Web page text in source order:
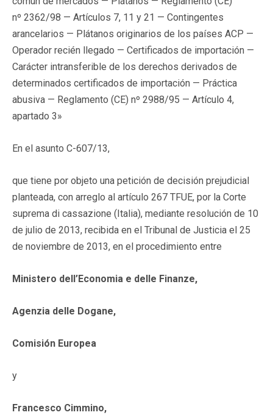
nº 2362/98 — Artículos 7, 11 y 21 — Contingentes
arancelarios — Plátanos originarios de los países ACP —
Operador recién llegado — Certificados de importación —
Carácter intransferible de los derechos derivados de
determinados certificados de importación — Práctica
abusiva — Reglamento (CE) nº 2988/95 — Artículo 4,
apartado 3»
En el asunto C-607/13,
que tiene por objeto una petición de decisión prejudicial
planteada, con arreglo al artículo 267 TFUE, por la Corte
suprema di cassazione (Italia), mediante resolución de 10
de julio de 2013, recibida en el Tribunal de Justicia el 25
de noviembre de 2013, en el procedimiento entre
Ministero dell’Economia e delle Finanze,
Agenzia delle Dogane,
Comisión Europea
y
Francesco Cimmino,